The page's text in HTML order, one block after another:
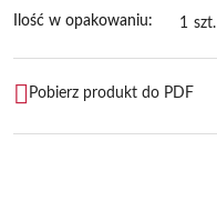
Ilość w opakowaniu: 1 szt.
Pobierz produkt do PDF